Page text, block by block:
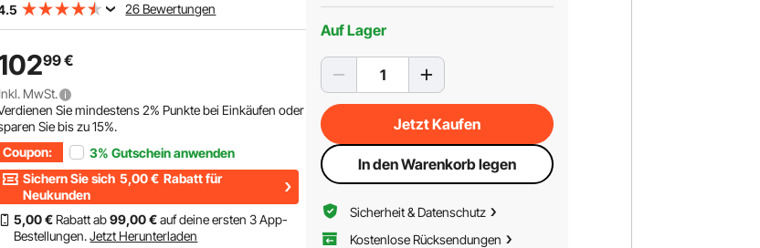
26 Bewertungen
99€
Inkl. MwSt.
Sie mindestens2% Punkte bei Einkäufen oder
Sie bis zu15%.
Coupon:
3% Gutschein anwenden
Sichern Sie sich 5,00 € Rabatt für
Neukunden
5,00 € Rabatt ab99,00 €auf deine ersten 3 App-
Bestellungen. Jetzt Herunterladen
Auf Lager
Jetzt Kaufen
In den Warenkorb legen
Sicherheit & Datenschutz
Kostenlose Rücksendungen